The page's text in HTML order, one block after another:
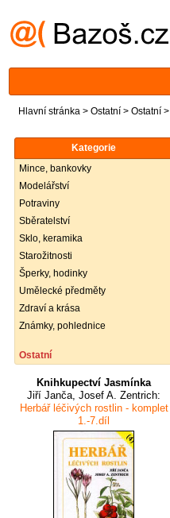
Hlavní stránka > Ostatní > Ostatní >
Kategorie
Mince, bankovky
Modelářství
Potraviny
Sběratelství
Sklo, keramika
Starožitnosti
Šperky, hodinky
Umělecké předměty
Zdraví a krása
Známky, pohlednice
Ostatní
Knihkupectví Jasmínka
Jiří Janča, Josef A. Zentrich:
Herbář léčivých rostlin - komplet
1.-7.díl